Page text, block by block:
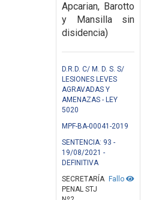
Apcarian, Barotto
y Mansilla sin
disidencia)
D.R.D. C/ M. D. S. S/
LESIONES LEVES
AGRAVADAS Y
AMENAZAS - LEY
5020
MPF-BA-00041-2019
SENTENCIA: 93 -
19/08/2021 -
DEFINITIVA
Fallo
SECRETARÍA
PENAL STJ